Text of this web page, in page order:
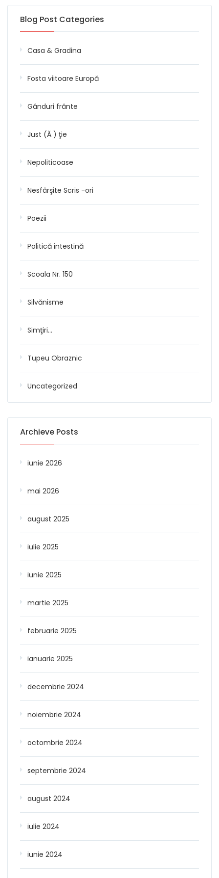
Blog Post Categories
Casa & Gradina
Fosta viitoare Europă
Gânduri frânte
Just (Ă ) ţie
Nepoliticoase
Nesfârşite Scris -ori
Poezii
Politică intestină
Scoala Nr. 150
Silvănisme
Simţiri…
Tupeu Obraznic
Uncategorized
Archieve Posts
iunie 2026
mai 2026
august 2025
iulie 2025
iunie 2025
martie 2025
februarie 2025
ianuarie 2025
decembrie 2024
noiembrie 2024
octombrie 2024
septembrie 2024
august 2024
iulie 2024
iunie 2024